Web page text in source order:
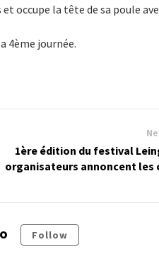
occupe la tête de sa poule
4ème journée.
1ère édition du festival
organisateurs annoncent les
Follow